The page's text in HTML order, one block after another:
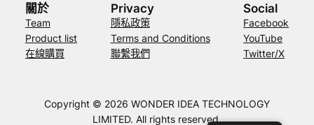
關於
Team
Product list
在線購買
Privacy
隱私政策
Terms and Conditions
聯繫我們
Social
Facebook
YouTube
Twitter/X
Copyright © 2026 WONDER IDEA TECHNOLOGY
LIMITED. All rights reserved.